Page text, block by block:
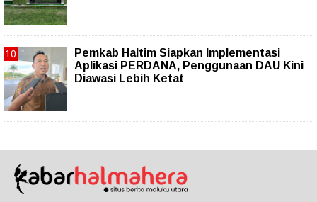
Pemkab Haltim Siapkan Implementasi
Aplikasi PERDANA, Penggunaan DAU Kini
Diawasi Lebih Ketat